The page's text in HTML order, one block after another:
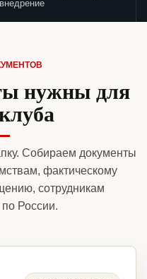
внедрение
нужны для
Собираем документы
фактическому
сотрудникам
России.